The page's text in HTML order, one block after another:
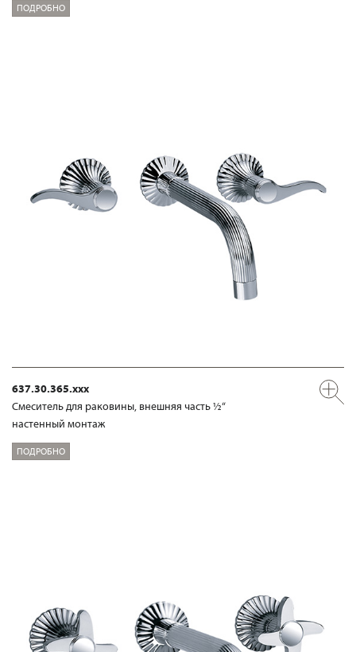
ПОДРОБНО
637.30.365.xxx
Смеситель для раковины, внешняя часть ½“
настенный монтаж
ПОДРОБНО